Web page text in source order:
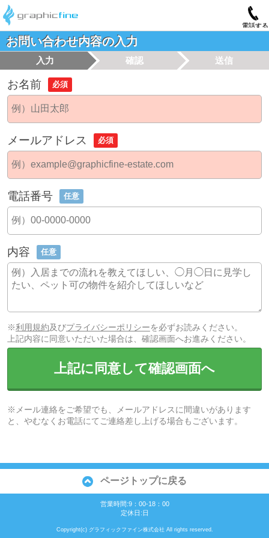
電話する
お問い合わせ内容の入力
入力 確認 送信
お名前 必須
メールアドレス 必須
電話番号 任意
内容 任意
※利用規約及びプライバシーポリシーを必ずお読みください。
上記内容に同意いただいた場合は、確認画面へお進みください。
上記に同意して確認画面へ
※メール連絡をご希望でも、メールアドレスに間違いがあります
と、やむなくお電話にてご連絡差し上げる場合もございます。
ページトップに戻る
営業時間:9：00‐18：00
定休日:日
Copyright(c) グラフィックファイン株式会社 All rights reserved.